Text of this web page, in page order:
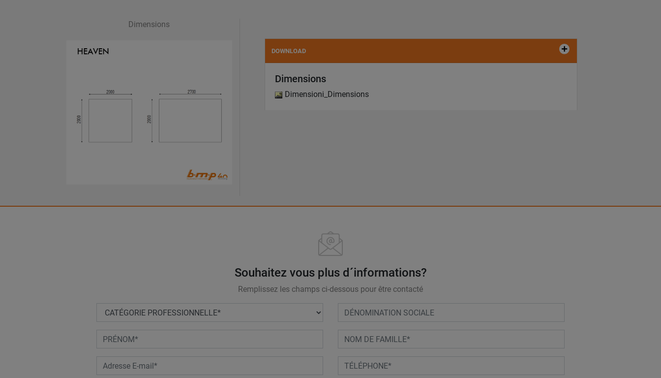
Dimensions
DOWNLOAD
Dimensions
Dimensioni_Dimensions
Souhaitez vous plus d´informations?
Remplissez les champs ci-dessous pour être contacté